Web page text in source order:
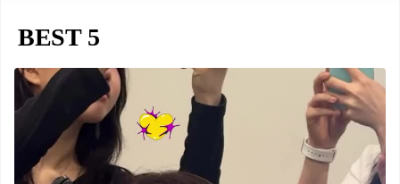
BEST 5